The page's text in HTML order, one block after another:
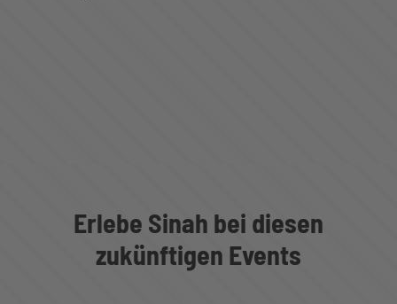
Erlebe Sinah bei diesen
zukünftigen Events